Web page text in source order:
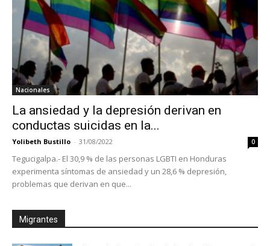
Nacionales
La ansiedad y la depresión derivan en
conductas suicidas en la...
Yolibeth Bustillo - 31/08/2022 0
Tegucigalpa.- El 30,9 % de las personas LGBTI en Honduras
experimenta síntomas de ansiedad y un 28,6 % depresión,
problemas que derivan en que...
Migrantes